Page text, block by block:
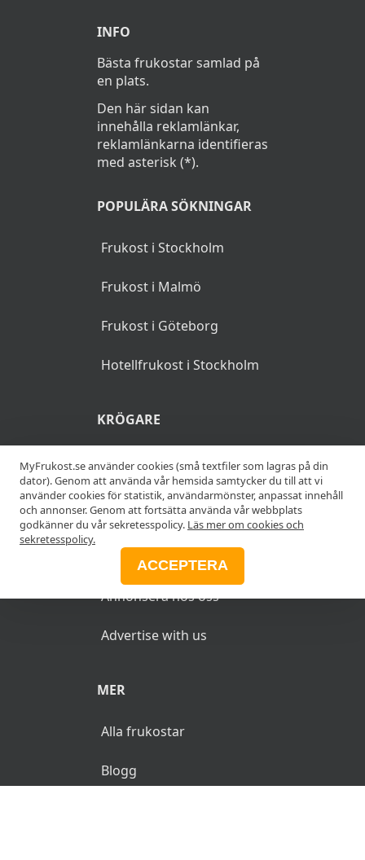
INFO
Bästa frukostar samlad på
en plats.
Den här sidan kan
innehålla reklamlänkar,
reklamlänkarna identifieras
med asterisk (*).
POPULÄRA SÖKNINGAR
Frukost i Stockholm
Frukost i Malmö
Frukost i Göteborg
Hotellfrukost i Stockholm
KRÖGARE
Anslut din restaurang
Add your restaurant
ANNONSERA
Annonsera hos oss
Advertise with us
MER
Alla frukostar
Blogg
MyFrukost.se använder cookies (små textfiler som lagras på din
dator). Genom att använda vår hemsida samtycker du till att vi
använder cookies för statistik, användarmönster, anpassat innehåll
och annonser. Genom att fortsätta använda vår webbplats
godkänner du vår sekretesspolicy. Läs mer om cookies och
sekretesspolicy.
ACCEPTERA